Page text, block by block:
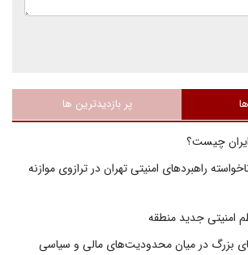
پر بازدیدترین ها
چیست؟
راهبردهای امنیتی تهران در ترازوی موازنه
امنیتی جدید منطقه
بزرگ در میان محدودیت‌های مالی و سیاسی